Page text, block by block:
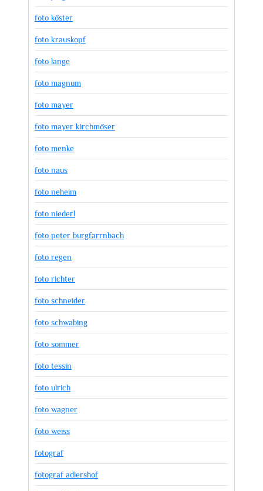
foto köster
foto krauskopf
foto lange
foto magnum
foto mayer
foto mayer kirchmöser
foto menke
foto naus
foto neheim
foto niederl
foto peter burgfarrnbach
foto regen
foto richter
foto schneider
foto schwabing
foto sommer
foto tessin
foto ulrich
foto wagner
foto weiss
fotograf
fotograf adlershof